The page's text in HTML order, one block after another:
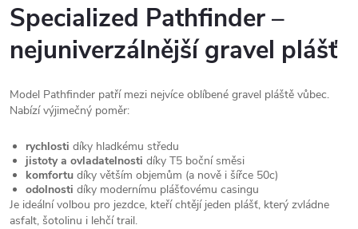
Specialized Pathfinder –
nejuniverzálnější gravel plášť
Model Pathfinder patří mezi nejvíce oblíbené gravel pláště vůbec.
Nabízí výjimečný poměr:
rychlosti díky hladkému středu
jistoty a ovladatelnosti díky T5 boční směsi
komfortu díky větším objemům (a nově i šířce 50c)
odolnosti díky modernímu plášťovému casingu
Je ideální volbou pro jezdce, kteří chtějí jeden plášť, který zvládne
asfalt, šotolinu i lehčí trail.